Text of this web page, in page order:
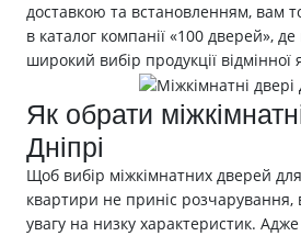
доставкою та встановленням, вам
в каталог компанії «100 дверей»,
широкий вибір продукції відмінної
Як обрати
Дніпрі
Щоб вибір міжкімнатних дверей
квартири не приніс розчарування,
увагу на низку характеристик.